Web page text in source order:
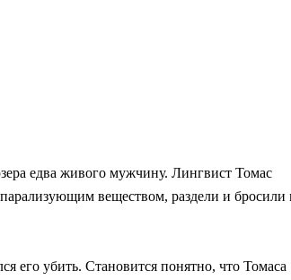
едва живого мужчину. Лингвист Томас
веществом, раздели и бросили
его убить. Становится понятно, что Томаса